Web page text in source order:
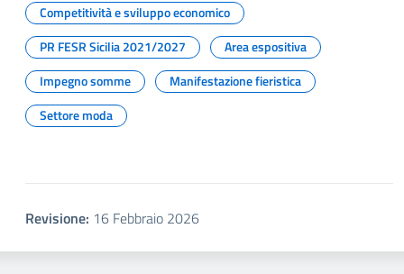
Competitività e sviluppo economico
PR FESR Sicilia 2021/2027
Area espositiva
Impegno somme
Manifestazione fieristica
Settore moda
Revisione: 16 Febbraio 2026